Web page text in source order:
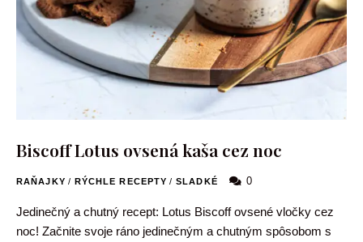
Biscoff Lotus ovsená kaša cez noc
RAŇAJKY / RÝCHLE RECEPTY / SLADKÉ 0
Jedinečný a chutný recept: Lotus Biscoff ovsené vločky cez
noc! Začnite svoje ráno jedinečným a chutným spôsobom s